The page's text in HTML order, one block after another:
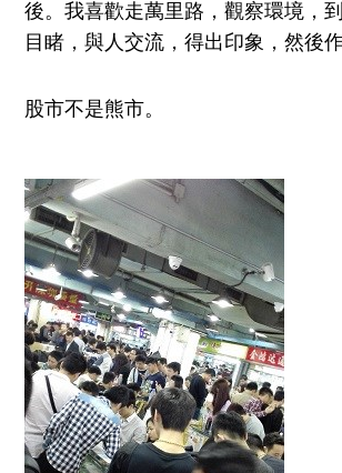
後。我喜歡走萬里路 ，觀察環境，
目睹 ，與人交流，得出印象 ，然後
股市不是熊市。